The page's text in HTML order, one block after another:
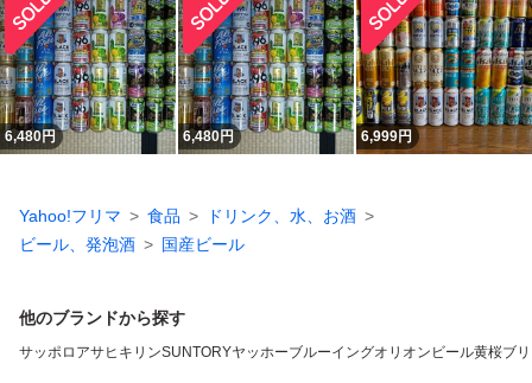
6,480円 6,480円 6,999円
Yahoo!フリマ 食品
ドリンク、水、お酒
ビール、発泡酒
国産ビール
他のブランドから探す
サッポロ アサヒ キリンSUNTORYヤッホーブルーイングオリオンビール黄桜ブ